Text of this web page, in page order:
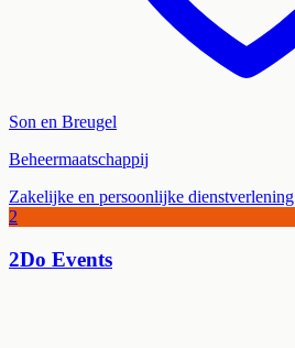
Son en Breugel
Beheermaatschappij
Zakelijke en persoonlijke dienstverlening
2
2Do Events